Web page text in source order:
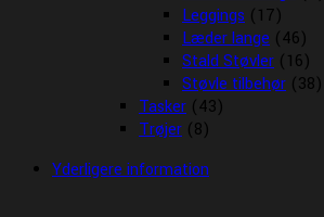
Leggings (17)
Læder lange (46)
Stald Støvler (16)
Støvle tilbehør (38)
Tasker (43)
Trøjer (8)
Yderligere information